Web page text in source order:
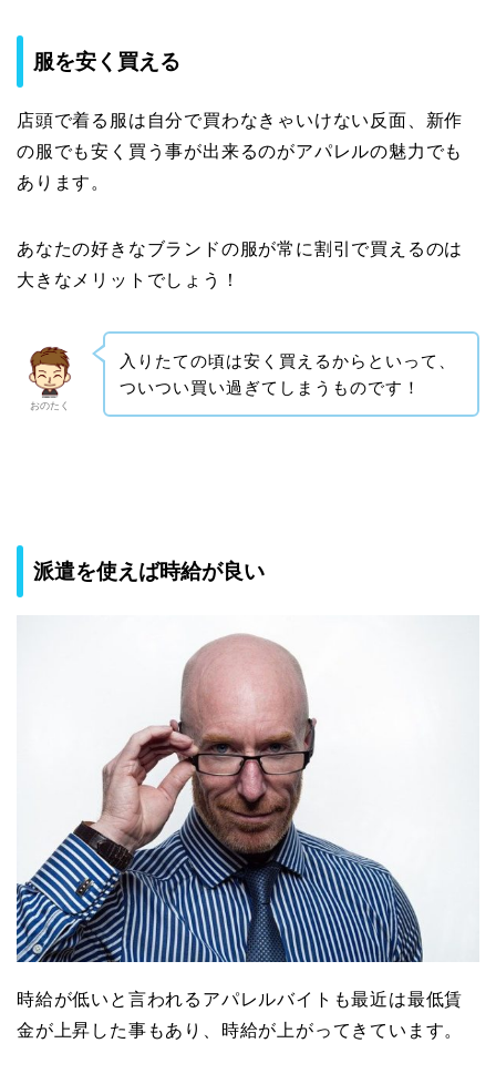
服を安く買える
店頭で着る服は自分で買わなきゃいけない反面、新作
の服でも安く買う事が出来るのがアパレルの魅力でも
あります。
あなたの好きなブランドの服が常に割引で買えるのは
大きなメリットでしょう！
おのたく
入りたての頃は安く買えるからといって、
ついつい買い過ぎてしまうものです！
派遣を使えば時給が良い
時給が低いと言われるアパレルバイトも最近は最低賃
金が上昇した事もあり、時給が上がってきています。